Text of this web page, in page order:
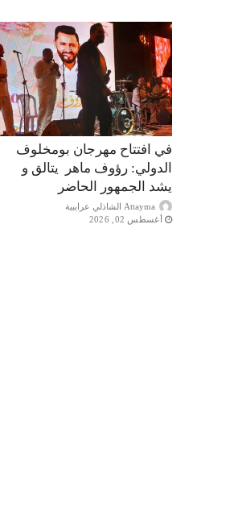
في افتتاح مهرجان بومخلوف
الدولي: رؤوف ماهر يتالق و
يشد الجمهور الحاضر
Attayma الشاذلي عرايبية
أغسطس 02, 2026